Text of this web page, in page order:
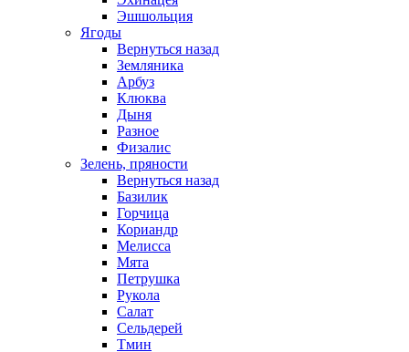
Эшшольция
Ягоды
Вернуться назад
Земляника
Арбуз
Клюква
Дыня
Разное
Физалис
Зелень, пряности
Вернуться назад
Базилик
Горчица
Кориандр
Мелисса
Мята
Петрушка
Рукола
Салат
Сельдерей
Тмин